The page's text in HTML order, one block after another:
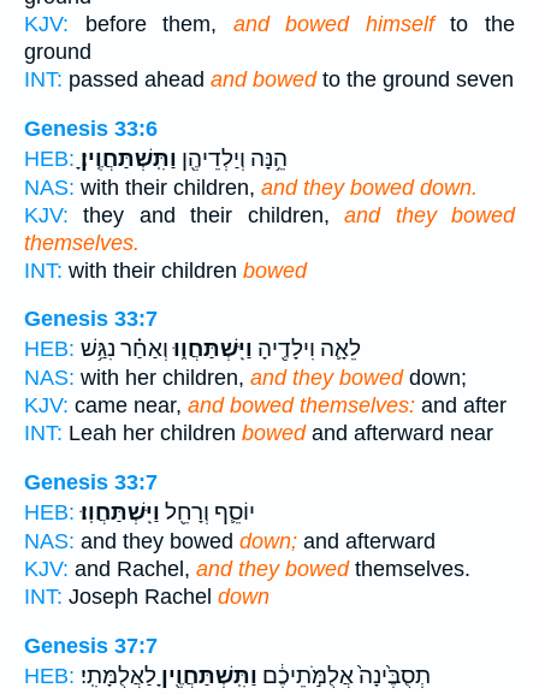
KJV: before them, and bowed himselfto the
ground
INT: passed ahead and bowedto the ground seven
Genesis 33:6
HEB:
הֵ֥נָּה וְיַלְדֵיהֶ֖ן וַתִּֽשְׁתַּחֲוֶֽיןָ׃
NAS: with their children, and they bowed down.
KJV: they and their children,and they bowed
themselves.
INT: with their children bowed
Genesis 33:7
HEB:
לֵאָ֛ה וִילָדֶ֖יהָ וַיִּֽשְׁתַּחֲו֑וּוְאַחַ֗ר נִגַּ֥שׁ
NAS: with her children, and they boweddown;
KJV: came near, and bowed themselves: and after
INT: Leah her children bowedand afterward near
Genesis 33:7
HEB:
יוֹסֵ֛ף וְרָחֵ֖ל וַיִּֽשְׁתַּחֲוֽוּ׃
NAS: and they bowed down; and afterward
KJV: and Rachel, and they bowedthemselves.
INT: Joseph Rachel down
Genesis 37:7
HEB:
תְסֻבֶּ֙ינָה֙ אֲלֻמֹּ֣תֵיכֶ֔ם וַתִּֽשְׁתַּחֲוֶ֖יןָ לַאֲלֻמָּתִֽי׃